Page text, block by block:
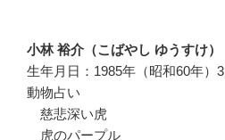
小林 裕介（こばやし ゆうすけ）
生年月日：1985年（昭和60年）
動物占い
慈悲深い虎
虎のパープル